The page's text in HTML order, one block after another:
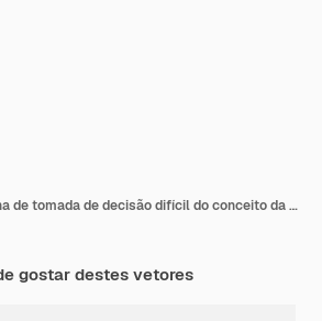
Sucesso ou falha de tomada de decisão difícil do conceito da escolha
gostar destes vetores